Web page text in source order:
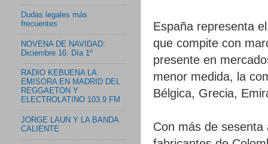
España representa
que compite con
presente en
menor medida, la
Bélgica, Grecia,
Con más de
Dudas legales más
frecuentes
NOVENA DE NAVIDAD:
Diciembre 16: Día 1º
RADIO KEBUENA LA
EMISORA EN MADRID DEL
REGGAETON Y
ELECTROLATINO 103.9 FM
JORGE LAUN Y LA BANDA
CALIENTE